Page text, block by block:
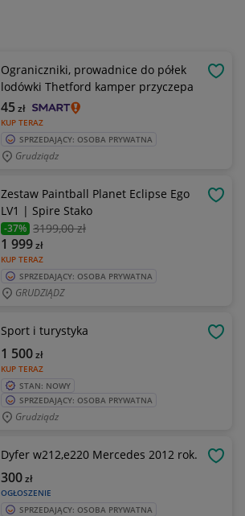
Ograniczniki, prowadnice do półek
lodówki Thetford kamper przyczepa
KUP TERAZ
45zł
SPRZEDAJĄCY: OSOBA PRYWATNA
Grudziądz
Zestaw Paintball Planet Eclipse Ego
LV1 | Spire Stako
-37% 3199,00 zł
KUP TERAZ
1 999zł
SPRZEDAJĄCY: OSOBA PRYWATNA
GRUDZIĄDZ
Sport i turystyka
KUP TERAZ
1 500zł
STAN: NOWY
SPRZEDAJĄCY: OSOBA PRYWATNA
Grudziądz
Dyfer w212,e220 Mercedes 2012 rok.
OGŁOSZENIE
300zł
SPRZEDAJĄCY: OSOBA PRYWATNA